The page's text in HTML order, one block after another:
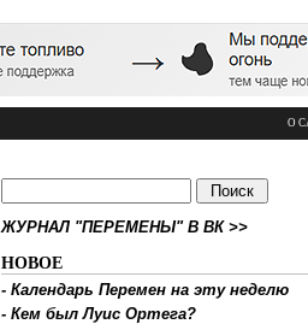
О
ЖУРНАЛ "ПЕРЕМЕНЫ" В ВК >>
НОВОЕ
- Календарь Перемен на эту неделю
- Кем был Луис Ортега?